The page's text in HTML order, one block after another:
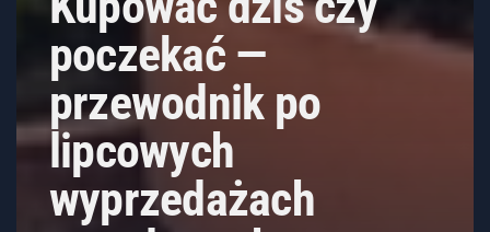
poczekać —
przewodnik po
lipcowych
wyprzedażach